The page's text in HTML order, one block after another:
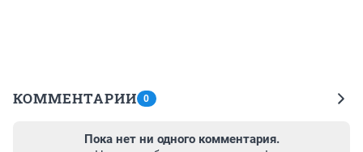
КОММЕНТАРИИ 0
Пока нет ни одного комментария.